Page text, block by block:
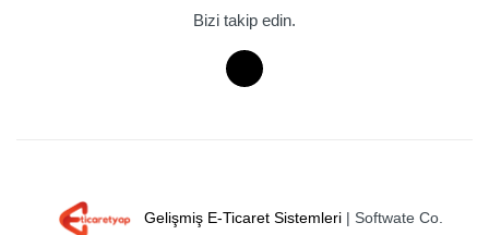
Bizi takip edin.
Gelişmiş E-Ticaret Sistemleri | Softwate Co.